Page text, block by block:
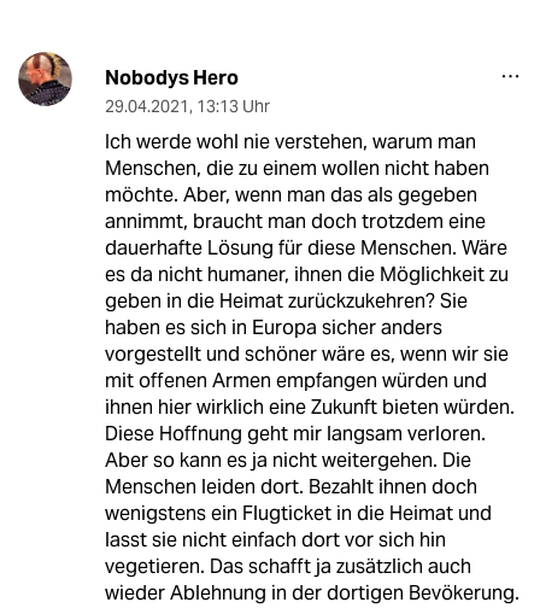
Nobodys Hero
29.04.2021, 13:13 Uhr
Ich werde wohl nie verstehen, warum man
Menschen, die zu einem wollen nicht haben
möchte. Aber, wenn man das als gegeben
annimmt, braucht man doch trotzdem eine
dauerhafte Lösung für diese Menschen. Wäre
es da nicht humaner, ihnen die Möglichkeit zu
geben in die Heimat zurückzukehren? Sie
haben es sich in Europa sicher anders
vorgestellt und schöner wäre es, wenn wir sie
mit offenen Armen empfangen würden und
ihnen hier wirklich eine Zukunft bieten würden.
Diese Hoffnung geht mir langsam verloren.
Aber so kann es ja nicht weitergehen. Die
Menschen leiden dort. Bezahlt ihnen doch
wenigstens ein Flugticket in die Heimat und
lasst sie nicht einfach dort vor sich hin
vegetieren. Das schafft ja zusätzlich auch
wieder Ablehnung in der dortigen Bevökerung.